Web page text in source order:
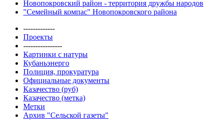
Новопокровский район - территория дружбы народов
"Семейный компас" Новопокровского района
-------------
Проекты
----------------
Картинки с натуры
Кубаньэнерго
Полиция, прокуратура
Официальные документы
Казачество (руб)
Казачество (метка)
Метки
Архив "Сельской газеты"